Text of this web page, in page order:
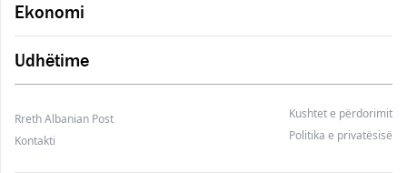
Ekonomi
Udhëtime
Rreth Albanian Post
Kushtet e përdorimit
Kontakti
Politika e privatësisë